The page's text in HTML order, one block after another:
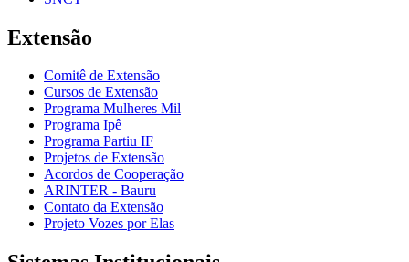
Extensão
Comitê de Extensão
Cursos de Extensão
Programa Mulheres Mil
Programa Ipê
Programa Partiu IF
Projetos de Extensão
Acordos de Cooperação
ARINTER - Bauru
Contato da Extensão
Projeto Vozes por Elas